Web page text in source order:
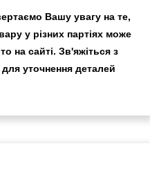
Вашу увагу на те,
у різних партіях може
на сайті. Зв'яжіться з
уточнення деталей